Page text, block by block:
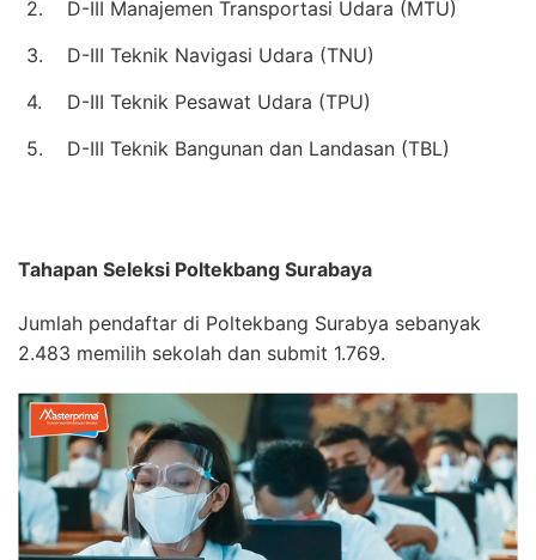
2.
D-III Manajemen Transportasi Udara (MTU)
3.
D-III Teknik Navigasi Udara (TNU)
4.
D-III Teknik Pesawat Udara (TPU)
5.
D-III Teknik Bangunan dan Landasan (TBL)
Tahapan Seleksi Poltekbang Surabaya
Jumlah pendaftar di Poltekbang Surabya sebanyak
2.483 memilih sekolah dan submit 1.769.